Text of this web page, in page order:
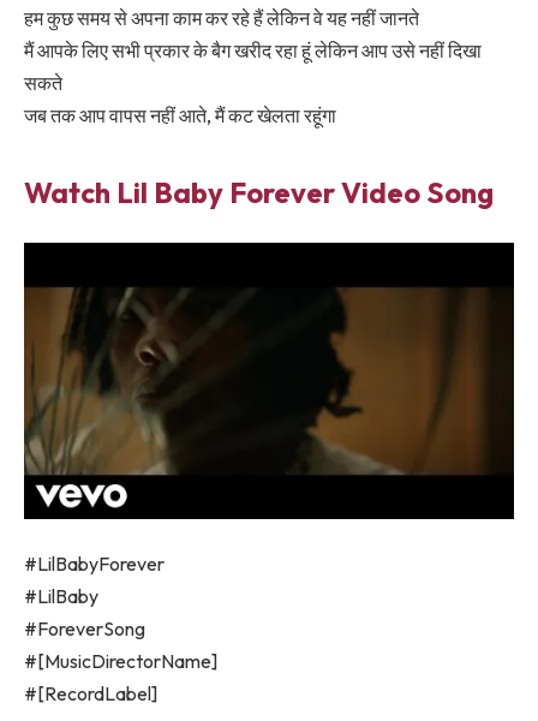
हम कुछ समय से अपना काम कर रहे हैं लेकिन वे यह नहीं जानते
मैं आपके लिए सभी प्रकार के बैग खरीद रहा हूं लेकिन आप उसे नहीं दिखा
सकते
जब तक आप वापस नहीं आते, मैं कट खेलता रहूंगा
Watch Lil Baby Forever Video Song
#LilBabyForever
#LilBaby
#ForeverSong
#[MusicDirectorName]
#[RecordLabel]